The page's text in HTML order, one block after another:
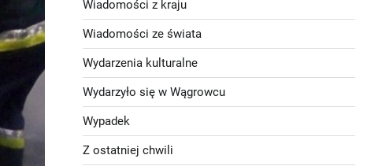
Wiadomości z kraju
Wiadomości ze świata
Wydarzenia kulturalne
Wydarzyło się w Wągrowcu
Wypadek
Z ostatniej chwili